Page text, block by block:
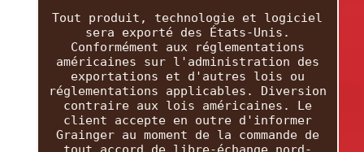
Tout produit, technologie et logiciel
sera exporté des États-Unis.
Conformément aux réglementations
américaines sur l'administration des
exportations et d'autres lois ou
réglementations applicables. Diversion
contraire aux lois américaines. Le
client accepte en outre d'informer
Grainger au moment de la commande de